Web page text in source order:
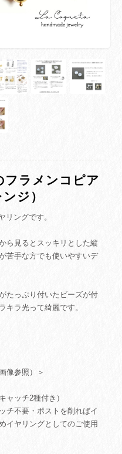
フラメンコピア
ジ）
リングです。
ら見るとスッキリとした縦
苦手な方でも使いやすいデ
たっぷり付いたビーズが付
キラ光って綺麗です。
像参照）＞
ッチ2種付き）
不要・ポストを削ればイ
イヤリングとしてのご使用